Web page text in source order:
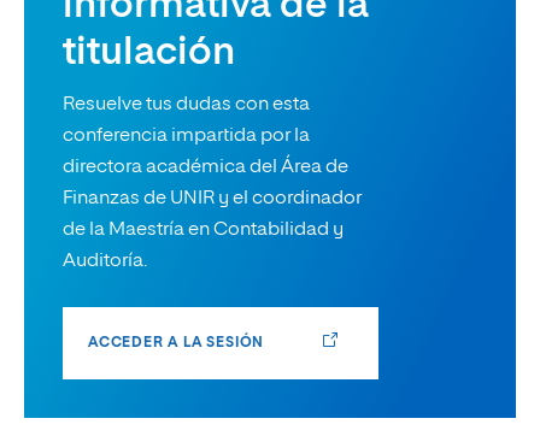
titulación
Resuelve tus dudas con esta
conferencia impartida por la
directora académica del Área de
Finanzas de UNIR y el coordinador
de la Maestría en Contabilidad y
Auditoría.
ACCEDER A LA SESIÓN